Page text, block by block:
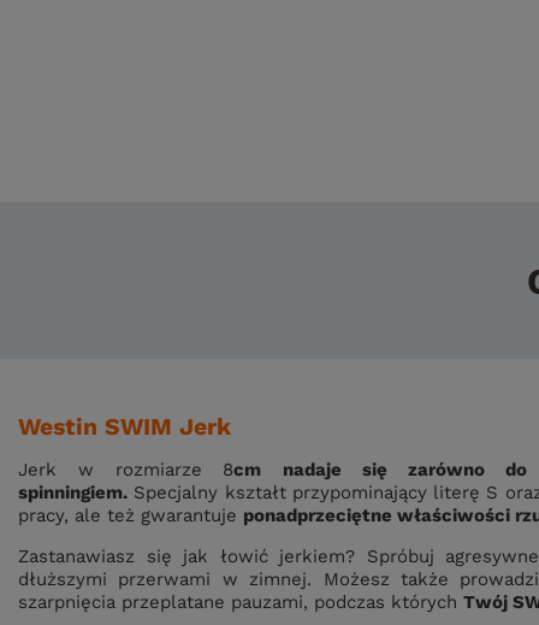
Westin SWIM Jerk
Jerk w rozmiarze 8cm
nadaje się zarówno do
spinningiem. Specjalny kształt przypominający literę S
pracy, ale też gwarantuje ponadprzeciętne właściwości
Zastanawiasz się jak łowić jerkiem? Spróbuj
dłuższymi przerwami w zimnej. Możesz także
szarpnięcia przeplatane pauzami, podczas których Twój